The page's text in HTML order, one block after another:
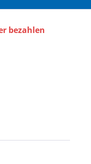
bezahlen